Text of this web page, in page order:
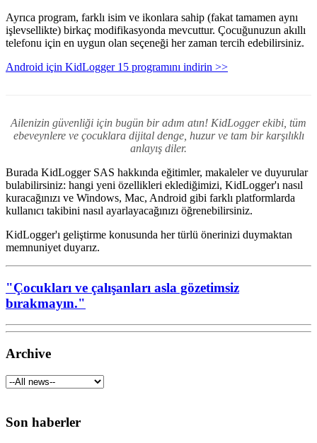
Ayrıca program, farklı isim ve ikonlara sahip (fakat tamamen aynı
işlevsellikte) birkaç modifikasyonda mevcuttur. Çocuğunuzun akıllı
telefonu için en uygun olan seçeneği her zaman tercih edebilirsiniz.
Android için KidLogger 15 programını indirin >>
Ailenizin güvenliği için bugün bir adım atın! KidLogger ekibi, tüm
ebeveynlere ve çocuklara dijital denge, huzur ve tam bir karşılıklı
anlayış diler.
Burada KidLogger SAS hakkında eğitimler, makaleler ve duyurular
bulabilirsiniz: hangi yeni özellikleri eklediğimizi, KidLogger'ı nasıl
kuracağınızı ve Windows, Mac, Android gibi farklı platformlarda
kullanıcı takibini nasıl ayarlayacağınızı öğrenebilirsiniz.
KidLogger'ı geliştirme konusunda her türlü önerinizi duymaktan
memnuniyet duyarız.
"Çocukları ve çalışanları asla gözetimsiz
bırakmayın."
Archive
Son haberler